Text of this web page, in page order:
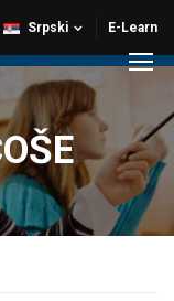
E-Learn
Srpski